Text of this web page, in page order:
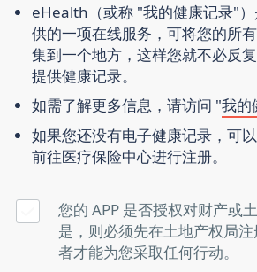
eHealth（或称 "我的健康记录"
供的一项在线服务，可将您的所
集到一个地方，这样您就不必反
提供健康记录。
如需了解更多信息，请访问 "我的
如果您还没有电子健康记录，可
前往医疗保险中心进行注册。
您的 APP 是否授权对财产或
是，则必须先在土地产权局
者才能为您采取任何行动。